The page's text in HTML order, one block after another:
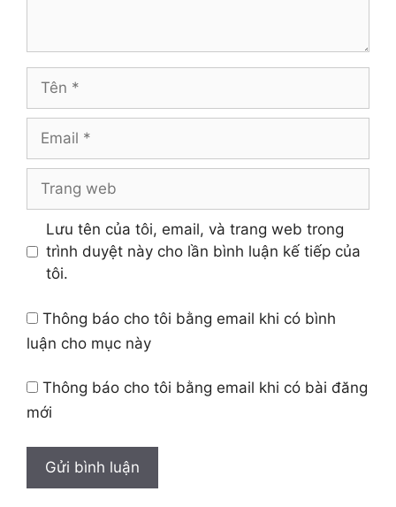
Tên
Email
Trang
Lưu tên của tôi, email, và trang web trong
trình duyệt này cho lần bình luận kế tiếp của
tôi.
Thông báo cho tôi bằng email khi có bình
luận cho mục này
Thông báo cho tôi bằng email khi có bài đăng
mới